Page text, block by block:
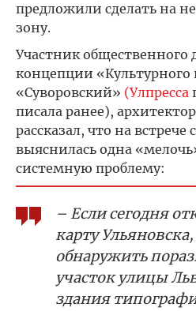
предложили сделать на
зону.
Участник общественного
концепции «Культурного
«Суворовский» (Улпресса
писала ранее),
рассказал, что на
выяснилась одна
системную проблему:
– Если сегодня
карту
обнаружить
участок улицы
здания